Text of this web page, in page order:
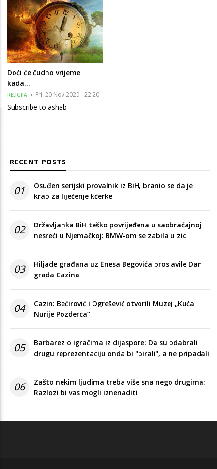
Doći će čudno vrijeme
kada…
RELIGIJA Fri, 20 Nov 2020 - 22:20
Subscribe to ashab
RECENT POSTS
01
Osuđen serijski provalnik iz BiH, branio se da je
krao za liječenje kćerke
02
Državljanka BiH teško povrijeđena u saobraćajnoj
nesreći u Njemačkoj: BMW-om se zabila u zid
03
Hiljade građana uz Enesa Begovića proslavile Dan
grada Cazina
04
Cazin: Bećirović i Ogrešević otvorili Muzej „Kuća
Nurije Pozderca“
05
Barbarez o igračima iz dijaspore: Da su odabrali
drugu reprezentaciju onda bi "birali", a ne pripadali
06
Zašto nekim ljudima treba više sna nego drugima:
Razlozi bi vas mogli iznenaditi